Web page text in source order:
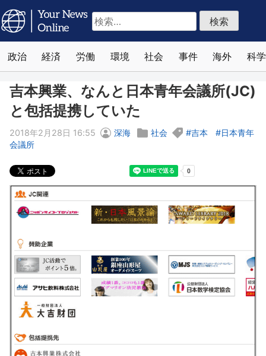
検
索:
政治 経済 労働 環境 社会 事件 海外 科学
吉本興業、なんと日本青年会議所(JC)
と包括提携していた
2018年2月28日 16:55 深海 社会 吉本
日本青年
会議所